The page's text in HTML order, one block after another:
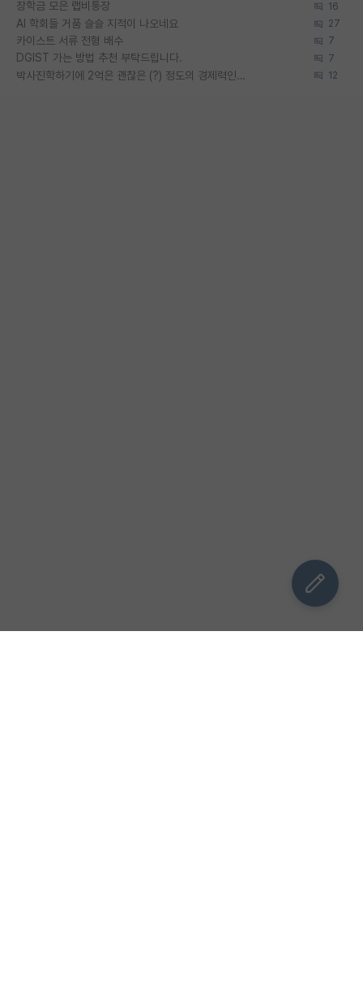
장학금 모은 랩비통장 16
AI 학회들 거품 슬슬 지적이 나오네요 27
카이스트 서류 전형 배수 7
DGIST 가는 방법 추천 부탁드립니다. 7
박사진학하기에 2억은 괜찮은 (?) 정도의 경제력인가요 12